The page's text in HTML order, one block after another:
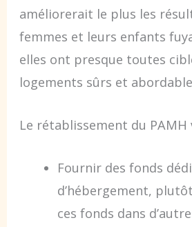
améliorerait le plus les
femmes et leurs enfants
elles ont presque toutes
logements sûrs et
Le rétablissement du PAMH
Fournir des fonds
d’hébergement,
ces fonds dans